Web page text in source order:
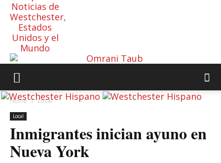
Noticias de
Westchester,
Estados
Unidos y el
Mundo
Home Local
Local
Inmigrantes inician ayuno en
Nueva York